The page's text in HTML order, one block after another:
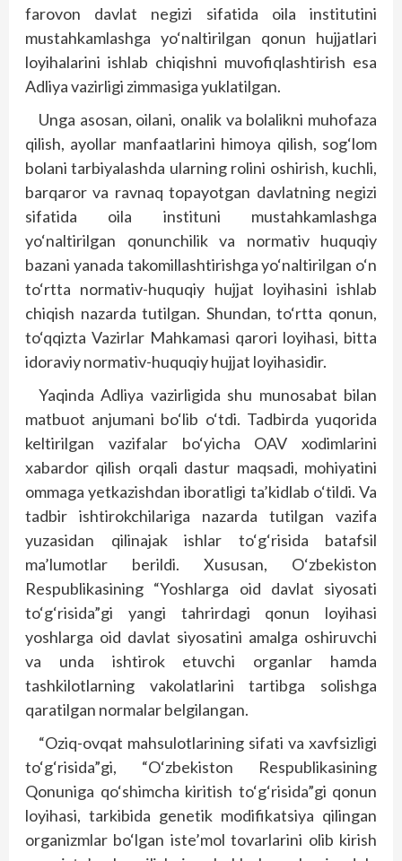
farovon davlat negizi sifatida oila institutini
mustahkamlashga yo‘naltirilgan qonun hujjatlari
loyihalarini ishlab chiqishni muvofiqlashtirish esa
Adliya vazirligi zimmasiga yuklatilgan.
Unga asosan, oilani, onalik va bolalikni muhofaza
qilish, ayollar manfaatlarini himoya qilish, sog‘lom
bolani tarbiyalashda ularning rolini oshirish, kuchli,
barqaror va ravnaq topayotgan davlatning negizi
sifatida oila instituni mustahkamlashga
yo‘naltirilgan qonunchilik va normativ huquqiy
bazani yanada takomillashtirishga yo‘naltirilgan o‘n
to‘rtta normativ-huquqiy hujjat loyihasini ishlab
chiqish nazarda tutilgan. Shundan, to‘rtta qonun,
to‘qqizta Vazirlar Mahkamasi qarori loyihasi, bitta
idoraviy normativ-huquqiy hujjat loyihasidir.
Yaqinda Adliya vazirligida shu munosabat bilan
matbuot anjumani bo‘lib o‘tdi. Tadbirda yuqorida
keltirilgan vazifalar bo‘yicha OAV xodimlarini
xabardor qilish orqali dastur maqsadi, mohiyatini
ommaga yetkazishdan iboratligi ta’kidlab o‘tildi. Va
tadbir ishtirokchilariga nazarda tutilgan vazifa
yuzasidan qilinajak ishlar to‘g‘risida batafsil
ma’lumotlar berildi. Xususan, O‘zbekiston
Respublikasining “Yoshlarga oid davlat siyosati
to‘g‘risida”gi yangi tahrirdagi qonun loyihasi
yoshlarga oid davlat siyosatini amalga oshiruvchi
va unda ishtirok etuvchi organlar hamda
tashkilotlarning vakolatlarini tartibga solishga
qaratilgan normalar belgilangan.
“Oziq-ovqat mahsulotlarining sifati va xavfsizligi
to‘g‘risida”gi, “O‘zbekiston Respublikasining
Qonuniga qo‘shimcha kiritish to‘g‘risida”gi qonun
loyihasi, tarkibida genetik modifikatsiya qilingan
organizmlar bo‘lgan iste’mol tovarlarini olib kirish